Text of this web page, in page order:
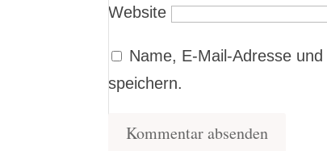
Website
Name, E-Mail-Adresse
speichern.